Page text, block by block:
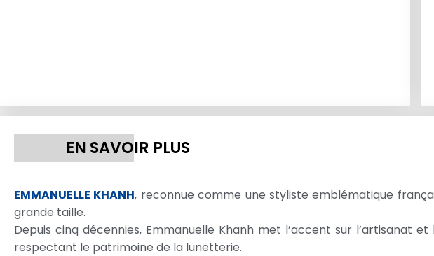
EN SAVOIR PLUS
EMMANUELLE KHANH, reconnue comme une styliste emblématique
grande taille.
Depuis cinq décennies, Emmanuelle Khanh met l’accent sur l’artisanat
respectant le patrimoine de la lunetterie.